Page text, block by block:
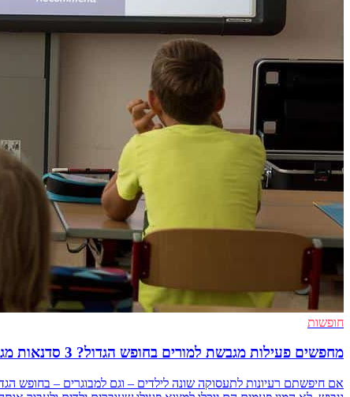
חופשות
מחפשים פעילות מגבשת למורים בחופש הגדול? 3 סדנאות מגבשות לקיץ לילדים ומבוגרים
אם חיפשתם רעיונות לתעסוקה שונה לילדים – וגם למבוגרים – בחופש